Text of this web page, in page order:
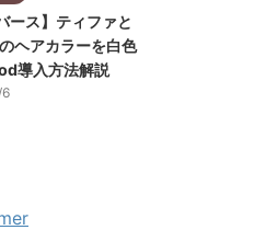
ース】ティファと
ヘアカラーを白色
導入方法解説